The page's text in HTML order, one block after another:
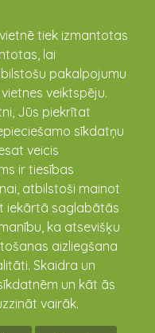
tiek izmantotas
lai
pakalpojumu
veiktspēju.
Jūs piekrītat
sīkdatņu
veicis
ir tiesības
atbilstoši mainot
iekārtā saglabātās
ka atsevišķu
aizliegšana
Skaidra un
un kāt ās
vairāk.
gatavojoties